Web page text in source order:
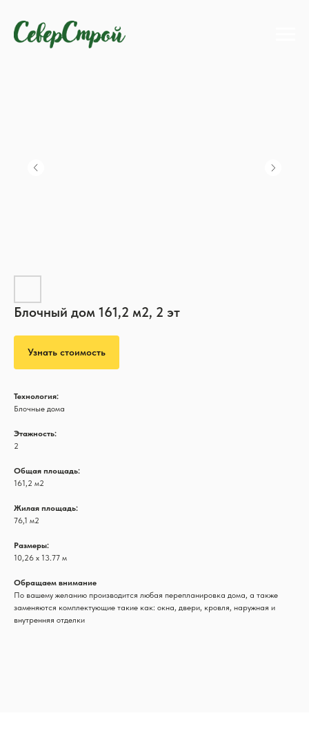
Блочный дом 161,2 м2, 2 эт
Узнать стоимость
Технология:
Блочные дома
Этажность:
2
Общая площадь:
161,2 м2
Жилая площадь:
76,1 м2
Размеры:
10,26 х 13.77 м
Обращаем внимание
По вашему желанию производится любая перепланировка дома, а также
заменяются комплектующие такие как: окна, двери, кровля, наружная и
внутренняя отделки